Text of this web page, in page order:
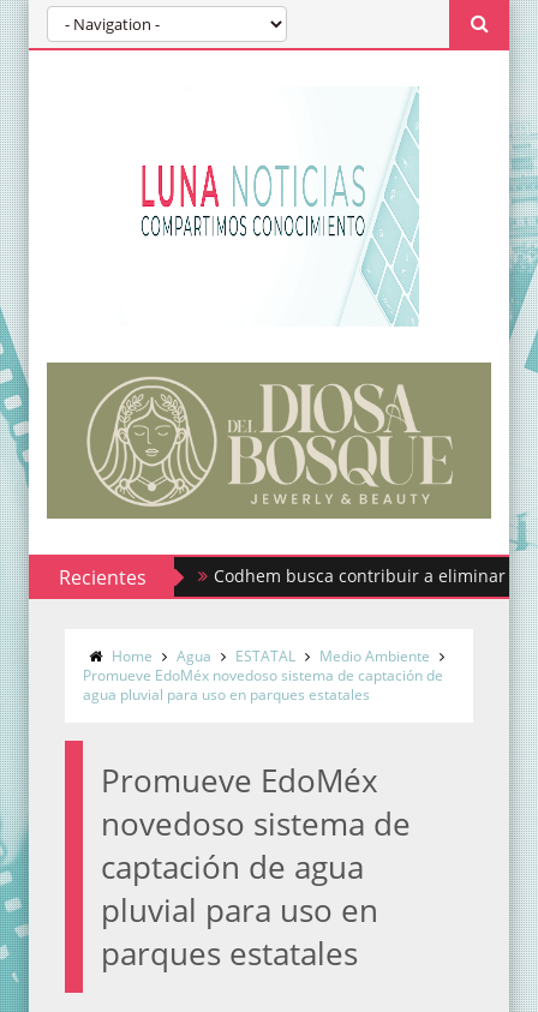
RecientesCodhem busca contribuir a eliminar los estigmas
Home Agua ESTATAL
Medio Ambiente
Promueve EdoMéx novedoso sistema de captación de
agua pluvial para uso en parques estatales
Promueve EdoMéx
novedoso sistema de
captación de agua
pluvial para uso en
parques estatales